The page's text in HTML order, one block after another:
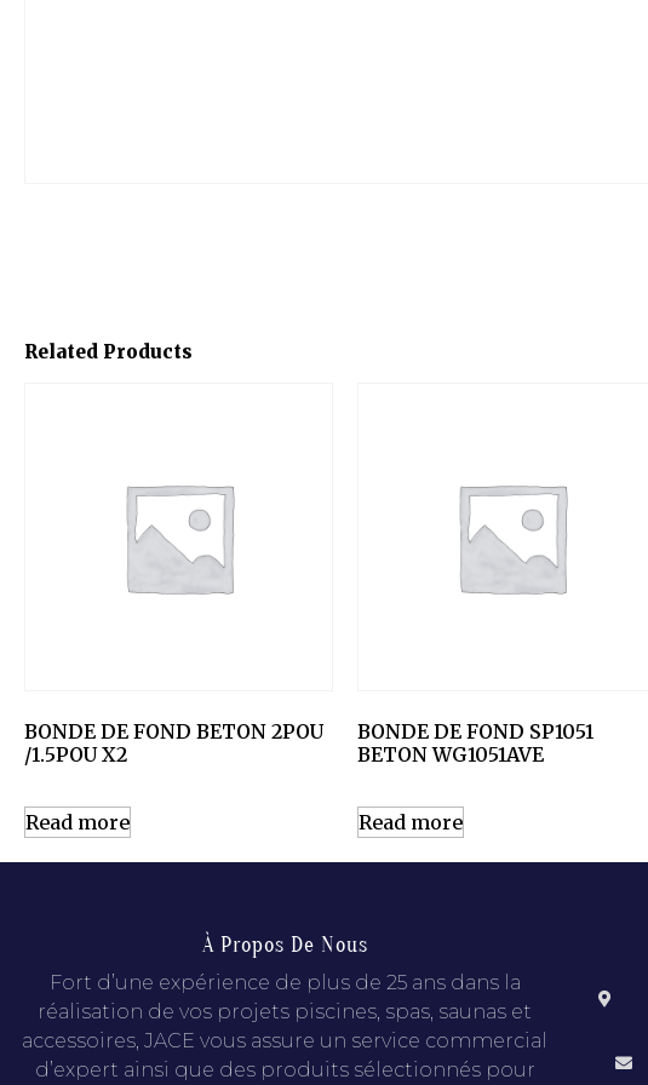
Related Products
BONDE DE FOND BETON 2POU
/1.5POU X2
Read more
BONDE DE FOND SP1051
BETON WG1051AVE
Read more
À Propos De Nous
Fort d’une expérience de plus de 25 ans dans la
réalisation de vos projets piscines, spas, saunas et
accessoires, JACE vous assure un service commercial
d’expert ainsi que des produits sélectionnés pour